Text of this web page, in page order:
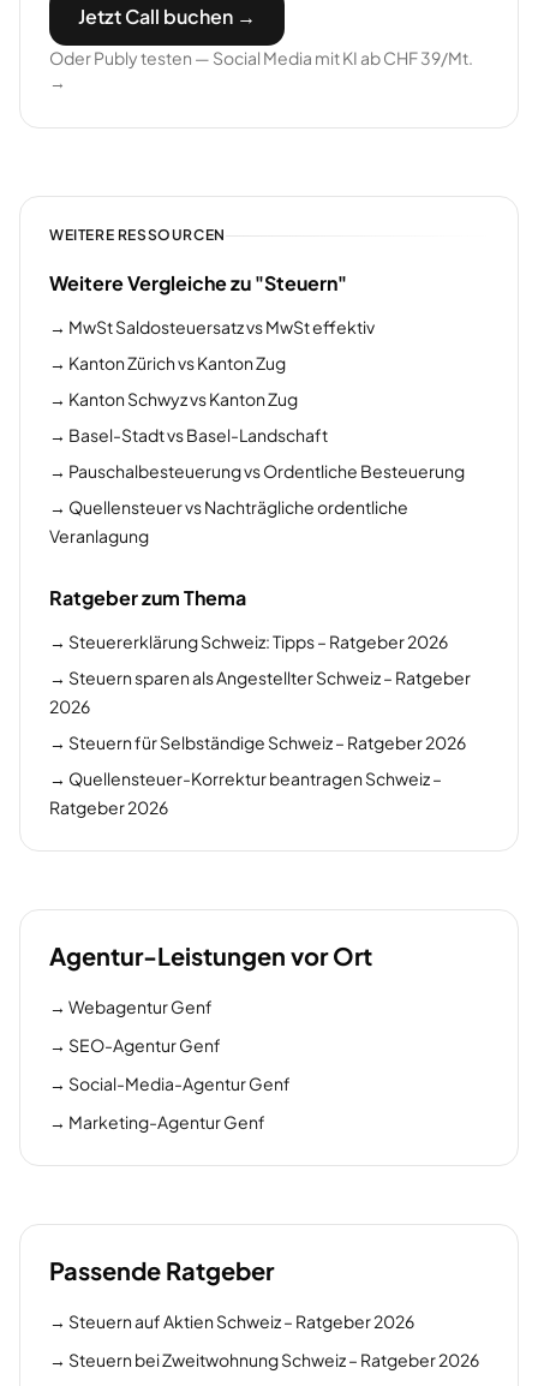
Jetzt Call buchen →
Oder Publy testen — Social Media mit KI ab CHF 39/Mt.
→
WEITERE RESSOURCEN
Weitere Vergleiche zu "Steuern"
→ MwSt Saldosteuersatz vs MwSt effektiv
→ Kanton Zürich vs Kanton Zug
→ Kanton Schwyz vs Kanton Zug
→ Basel-Stadt vs Basel-Landschaft
→ Pauschalbesteuerung vs Ordentliche Besteuerung
→ Quellensteuer vs Nachträgliche ordentliche
Veranlagung
Ratgeber zum Thema
→ Steuererklärung Schweiz: Tipps – Ratgeber 2026
→ Steuern sparen als Angestellter Schweiz – Ratgeber
2026
→ Steuern für Selbständige Schweiz – Ratgeber 2026
→ Quellensteuer-Korrektur beantragen Schweiz –
Ratgeber 2026
Agentur-Leistungen vor Ort
→ Webagentur Genf
→ SEO-Agentur Genf
→ Social-Media-Agentur Genf
→ Marketing-Agentur Genf
Passende Ratgeber
→ Steuern auf Aktien Schweiz – Ratgeber 2026
→ Steuern bei Zweitwohnung Schweiz – Ratgeber 2026